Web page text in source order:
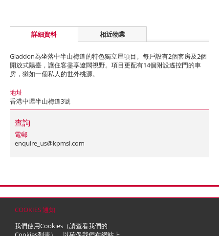
COOKIES 通知
我們使用Cookies（請查看我們的
詳細資料 相近物業
Gladdon為坐落中半山梅道的特色獨立屋項目。每戶設有2個套房及2個
開放式陽臺，讓住客盡享遼闊視野。項目更配有14個附設遙控門的車
房，猶如一個私人的世外桃源。
地址
香港中環半山梅道3號
查詢
電郵
enquire_us@kpmsl.com
© 2026 嘉里建設有限公司 (於百慕達註冊成立之有限公司)